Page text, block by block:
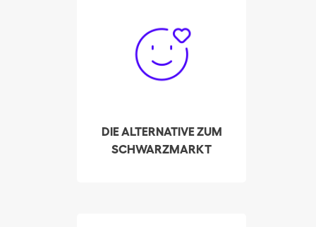
DIE ALTERNATIVE ZUM
SCHWARZMARKT
als 3000 Putzhilfen
geholfen, über die
Platform zur privaten
zu neuen Arbeitgebern
zu finden.